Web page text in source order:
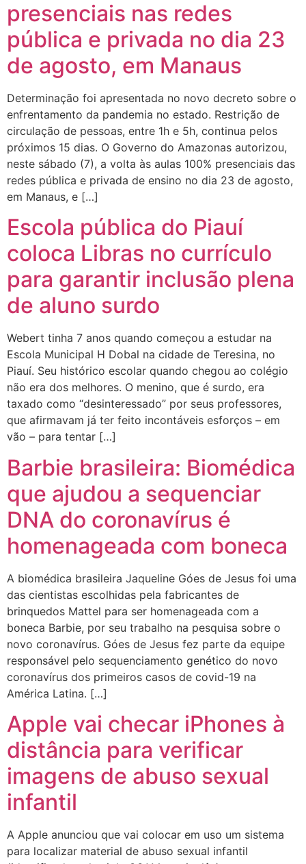
presenciais nas redes
pública e privada no dia 23
de agosto, em Manaus
Determinação foi apresentada no novo decreto sobre o
enfrentamento da pandemia no estado. Restrição de
circulação de pessoas, entre 1h e 5h, continua pelos
próximos 15 dias. O Governo do Amazonas autorizou,
neste sábado (7), a volta às aulas 100% presenciais das
redes pública e privada de ensino no dia 23 de agosto,
em Manaus, e […]
Escola pública do Piauí
coloca Libras no currículo
para garantir inclusão plena
de aluno surdo
Webert tinha 7 anos quando começou a estudar na
Escola Municipal H Dobal na cidade de Teresina, no
Piauí. Seu histórico escolar quando chegou ao colégio
não era dos melhores. O menino, que é surdo, era
taxado como “desinteressado” por seus professores,
que afirmavam já ter feito incontáveis esforços – em
vão – para tentar […]
Barbie brasileira: Biomédica
que ajudou a sequenciar
DNA do coronavírus é
homenageada com boneca
A biomédica brasileira Jaqueline Góes de Jesus foi uma
das cientistas escolhidas pela fabricantes de
brinquedos Mattel para ser homenageada com a
boneca Barbie, por seu trabalho na pesquisa sobre o
novo coronavírus. Góes de Jesus fez parte da equipe
responsável pelo sequenciamento genético do novo
coronavírus dos primeiros casos de covid-19 na
América Latina. […]
Apple vai checar iPhones à
distância para verificar
imagens de abuso sexual
infantil
A Apple anunciou que vai colocar em uso um sistema
para localizar material de abuso sexual infantil